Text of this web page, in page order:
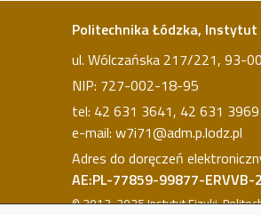
Politechnika Łódzka, Instytut
ul. Wólczańska 217/221, 93-
NIP: 727-002-18-95
tel: 42 631 3641, 42 631 3969
e-mail: w7i71@adm.p.lodz.pl
Adres do doręczeń
AE:PL-77859-99877-ERVVB-
© 2013-2025 Instytut Fizyki,